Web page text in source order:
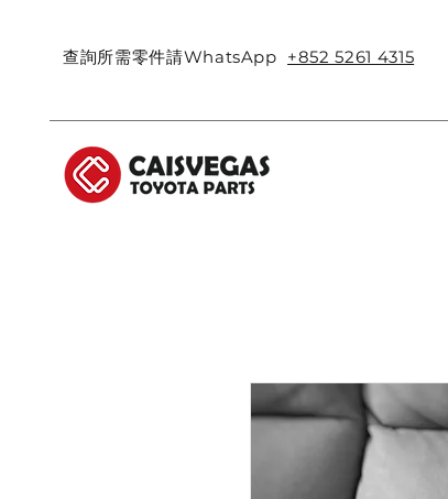
查詢所需零件請WhatsApp +852 5261 4315